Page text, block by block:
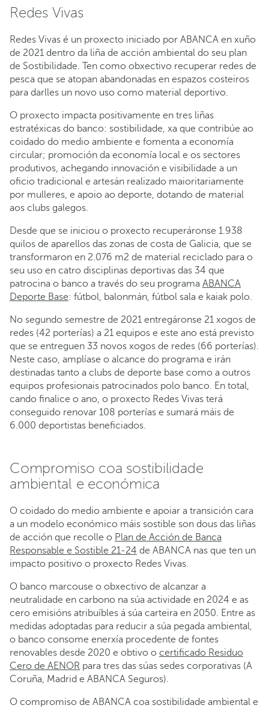
Redes Vivas
Redes Vivas é un proxecto iniciado por ABANCA en xuño
de 2021 dentro da liña de acción ambiental do seu plan
de Sostibilidade. Ten como obxectivo recuperar redes de
pesca que se atopan abandonadas en espazos costeiros
para darlles un novo uso como material deportivo.
O proxecto impacta positivamente en tres liñas
estratéxicas do banco: sostibilidade, xa que contribúe ao
coidado do medio ambiente e fomenta a economía
circular; promoción da economía local e os sectores
produtivos, achegando innovación e visibilidade a un
oficio tradicional e artesán realizado maioritariamente
por mulleres, e apoio ao deporte, dotando de material
aos clubs galegos.
Desde que se iniciou o proxecto recuperáronse 1.938
quilos de aparellos das zonas de costa de Galicia, que se
transformaron en 2.076 m2 de material reciclado para o
seu uso en catro disciplinas deportivas das 34 que
patrocina o banco a través do seu programa ABANCA
Deporte Base: fútbol, balonmán, fútbol sala e kaiak polo.
No segundo semestre de 2021 entregáronse 21 xogos de
redes (42 porterías) a 21 equipos e este ano está previsto
que se entreguen 33 novos xogos de redes (66 porterías).
Neste caso, amplíase o alcance do programa e irán
destinadas tanto a clubs de deporte base como a outros
equipos profesionais patrocinados polo banco. En total,
cando finalice o ano, o proxecto Redes Vivas terá
conseguido renovar 108 porterías e sumará máis de
6.000 deportistas beneficiados.
Compromiso coa sostibilidade
ambiental e económica
O coidado do medio ambiente e apoiar a transición cara
a un modelo económico máis sostible son dous das liñas
de acción que recolle o Plan de Acción de Banca
Responsable e Sostible 21-24 de ABANCA nas que ten un
impacto positivo o proxecto Redes Vivas.
O banco marcouse o obxectivo de alcanzar a
neutralidade en carbono na súa actividade en 2024 e as
cero emisións atribuíbles á súa carteira en 2050. Entre as
medidas adoptadas para reducir a súa pegada ambiental,
o banco consome enerxía procedente de fontes
renovables desde 2020 e obtivo o certificado Residuo
Cero de AENOR para tres das súas sedes corporativas (A
Coruña, Madrid e ABANCA Seguros).
O compromiso de ABANCA coa sostibilidade ambiental e